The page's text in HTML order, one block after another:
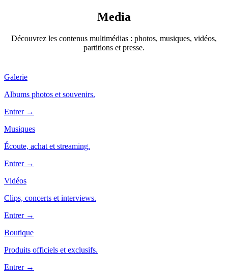
Media
Découvrez les contenus multimédias : photos, musiques, vidéos,
partitions et presse.
Galerie
Albums photos et souvenirs.
Entrer →
Musiques
Écoute, achat et streaming.
Entrer →
Vidéos
Clips, concerts et interviews.
Entrer →
Boutique
Produits officiels et exclusifs.
Entrer →